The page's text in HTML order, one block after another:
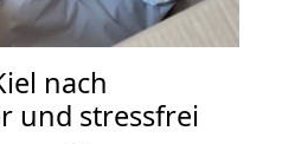
nach
und stressfrei